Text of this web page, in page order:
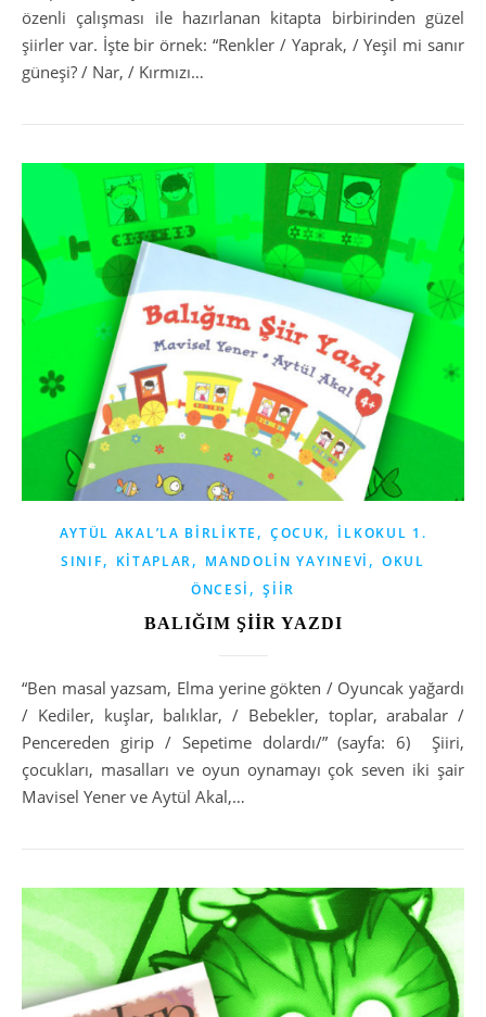
özenli çalışması ile hazırlanan kitapta birbirinden güzel
şiirler var. İşte bir örnek: “Renkler / Yaprak, / Yeşil mi sanır
güneşi? / Nar, / Kırmızı…
AYTÜL AKAL’LA BIRLIKTE , ÇOCUK, İLKOKUL 1.
SINIF, KITAPLAR, MANDOLIN YAYINEVI ,OKUL
ÖNCESI ,ŞIIR
BALIĞIM ŞİİR YAZDI
“Ben masal yazsam, Elma yerine gökten / Oyuncak yağardı
/ Kediler, kuşlar, balıklar, / Bebekler, toplar, arabalar /
Pencereden girip / Sepetime dolardı/” (sayfa: 6) Şiiri,
çocukları, masalları ve oyun oynamayı çok seven iki şair
Mavisel Yener ve Aytül Akal,…